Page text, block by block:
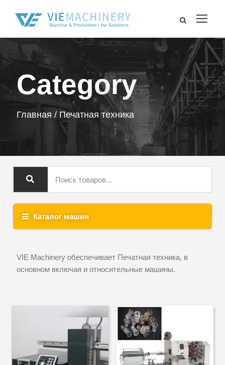
Category
Главная / Печатная техника
VIE Machinery обеспечивает Печатная техника, в
основном включая и относительные машины.
Каталог машин